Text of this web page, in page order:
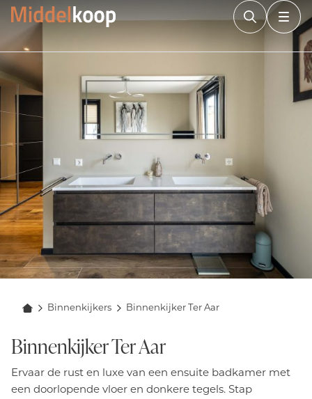
Binnenkijkers Binnenkijker Ter Aar
Binnenkijker Ter Aar
Ervaar de rust en luxe van een ensuite badkamer met
een doorlopende vloer en donkere tegels. Stap